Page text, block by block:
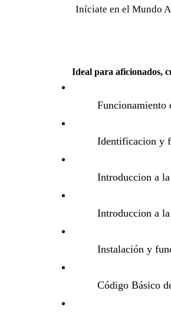
Iníciate en el Mundo
Ideal para aficionados,
Funcionamiento
Identificacion y
Introduccion a
Introduccion a
Instalación y
Código Básico